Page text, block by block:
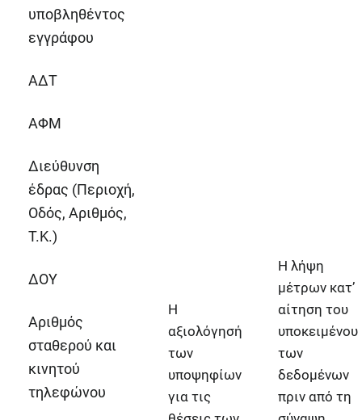
υποβληθέντος
εγγράφου
ΑΔΤ
ΑΦΜ
Διεύθυνση
έδρας (Περιοχή,
Οδός, Αριθμός,
Τ.Κ.)
ΔΟΥ
Αριθμός
σταθερού και
κινητού
τηλεφώνου
Η
αξιολόγησή
των
υποψηφίων
για τις
Η λήψη
μέτρων κατ’
αίτηση του
υποκειμένου
των
δεδομένων
πριν από τη